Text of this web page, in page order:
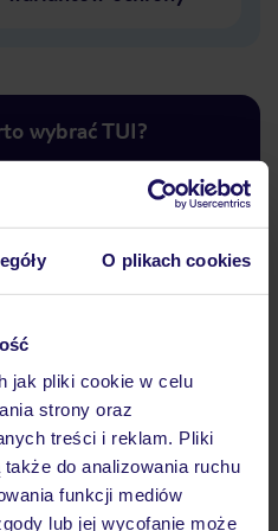
O plikach cookies
jak pliki cookie w celu
strony oraz
treści i reklam. Pliki
do analizowania ruchu
funkcji mediów
lub jej wycofanie może
wybrać TUI?
biuro
podróży w Polsce
30 lat w